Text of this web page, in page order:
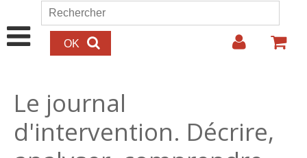
Aller au contenu principal
Formulaire de recherche
Rechercher
Le journal
d'intervention. Décrire,